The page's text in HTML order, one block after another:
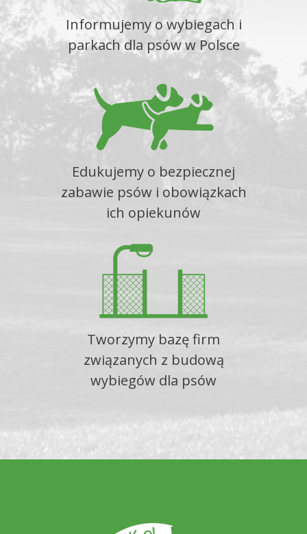
Informujemy o wybiegach i
parkach dla psów w Polsce
Edukujemy o bezpiecznej
zabawie psów i obowiązkach
ich opiekunów
Tworzymy bazę firm
związanych z budową
wybiegów dla psów